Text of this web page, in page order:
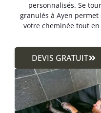
personnalisés. Se
granulés à Ayen
votre cheminée tout
DEVIS GRATUIT